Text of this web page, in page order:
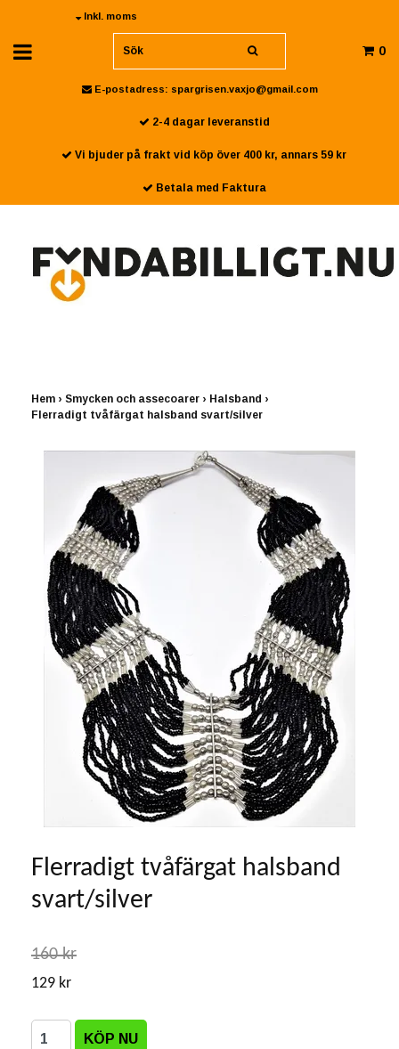
Inkl. moms
0
E-postadress: spargrisen.vaxjo@gmail.com
2-4 dagar leveranstid
Vi bjuder på frakt vid köp över 400 kr, annars 59 kr
Betala med Faktura
Hem › Smycken och assecoarer › Halsband ›
Flerradigt tvåfärgat halsband svart/silver
Flerradigt tvåfärgat halsband
svart/silver
160 kr
129 kr